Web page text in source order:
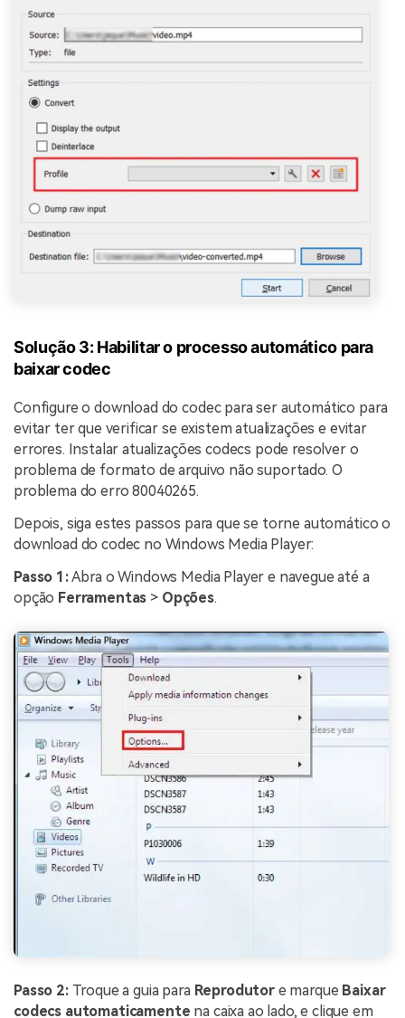
Solução 3: Habilitar o processo automático para
baixar codec
Configure o download do codec para ser automático para
evitar ter que verificar se existem atualizações e evitar
errores. Instalar atualizações codecs pode resolver o
problema de formato de arquivo não suportado. O
problema do erro 80040265.
Depois, siga estes passos para que se torne automático o
download do codec no Windows Media Player:
Passo 1:Abra o Windows Media Player e navegue até a
opção Ferramentas > Opções.
Passo 2:Troque a guia para Reprodutore marque Baixar
codecs automaticamente na caixa ao lado, e clique em